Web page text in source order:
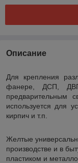
Описание
Для крепления
фанере, ДСП,
предварительным
используется для
кирпич и т.п.
Желтые
производстве и в
пластиком и